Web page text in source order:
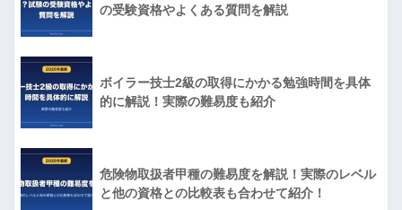
の受験資格やよくある質問を解説
ボイラー技士2級の取得にかかる勉強時間を具体
的に解説！実際の難易度も紹介
危険物取扱者甲種の難易度を解説！実際のレベル
と他の資格との比較表も合わせて紹介！